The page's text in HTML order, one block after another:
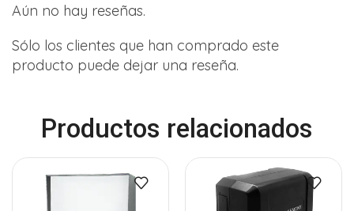
Aún no hay reseñas.
Sólo los clientes que han comprado este
producto puede dejar una reseña.
Productos relacionados